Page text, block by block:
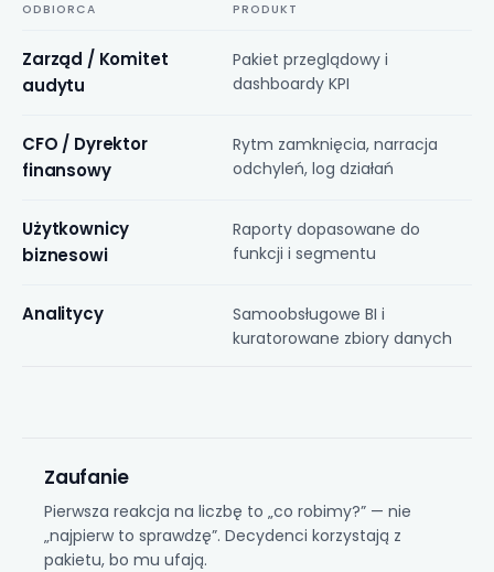
ODBIORCA PRODUKT
Zarząd / Komitet
audytu
Pakiet przeglądowy i
dashboardy KPI
CFO / Dyrektor
finansowy
Rytm zamknięcia, narracja
odchyleń, log działań
Użytkownicy
biznesowi
Raporty dopasowane do
funkcji i segmentu
Analitycy Samoobsługowe BI i
kuratorowane zbiory danych
Zaufanie
Pierwsza reakcja na liczbę to „co robimy?” — nie
„najpierw to sprawdzę”. Decydenci korzystają z
pakietu, bo mu ufają.